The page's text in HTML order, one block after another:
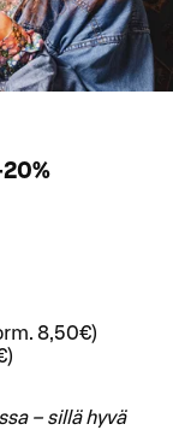
8,50€)
– sillä hyvä